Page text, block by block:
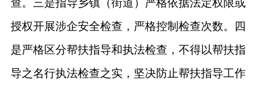
查。三是指导乡镇（街道）严格依据法定权限或
授权开展涉企安全检查，严格控制检查次数。四
是严格区分帮扶指导和执法检查，不得以帮扶指
导之名行执法检查之实，坚决防止帮扶指导工作